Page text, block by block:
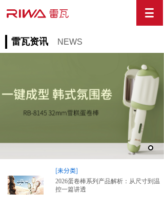
雷瓦资讯 NEWS
[未分类]
2026蛋卷棒系列产品解析：从尺寸到温
控一篇讲透